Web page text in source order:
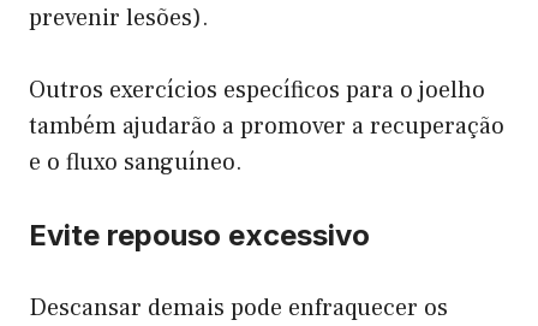
prevenir lesões).
Outros exercícios específicos para o joelho
também ajudarão a promover a recuperação
e o fluxo sanguíneo.
Evite repouso excessivo
Descansar demais pode enfraquecer os